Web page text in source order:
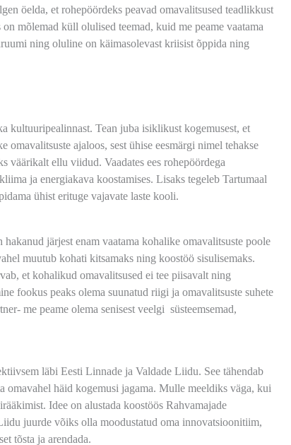
öelda, et rohepöördeks peavad omavalitsused teadlikkust
mõlemad küll olulised teemad, kuid me peame vaatama
ning oluline on käimasolevast kriisist õppida ning
kultuuripealinnast. Tean juba isiklikust kogemusest, et
ajaloos, sest ühise eesmärgi nimel tehakse
väärikalt ellu viidud. Vaadates ees rohepöördega
ja energiakava koostamises. Lisaks tegeleb Tartumaal
ühist erituge vajavate laste kooli.
järjest enam vaatama kohalike omavalitsuste poole
muutub kohati kitsamaks ning koostöö sisulisemaks.
et kohalikud omavalitsused ei tee piisavalt ning
fookus peaks olema suunatud riigi ja omavalitsuste suhete
me peame olema senisest veelgi süsteemsemad,
läbi Eesti Linnade ja Valdade Liidu. See tähendab
omavahel häid kogemusi jagama. Mulle meeldiks väga, kui
Idee on alustada koostöös Rahvamajade
juurde võiks olla moodustatud oma innovatsioonitiim,
tõsta ja arendada.